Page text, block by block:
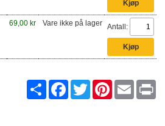
69,00 kr Vare ikke på lager Antall:
ShareFacebook
TwitterPinterest
Email